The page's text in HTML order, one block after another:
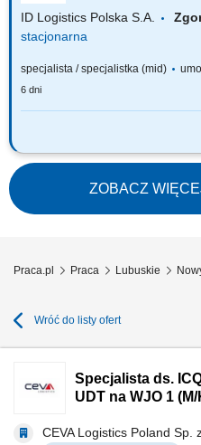
odpowiedzialnymi za
ID Logistics Polska S.A.
stacjonarna
specjalista / specjalistka (mid)
6 dni
ZADANIA: kontrola stanów
inwentaryzacja stanów
archiwizowanie stworzonej
ZOBACZ
Praca.pl Praca Lubuskie
Wróć do listy ofert
Specjalista ds.
UDT na WJO 1 (M/
CEVA Logistics Poland Sp.